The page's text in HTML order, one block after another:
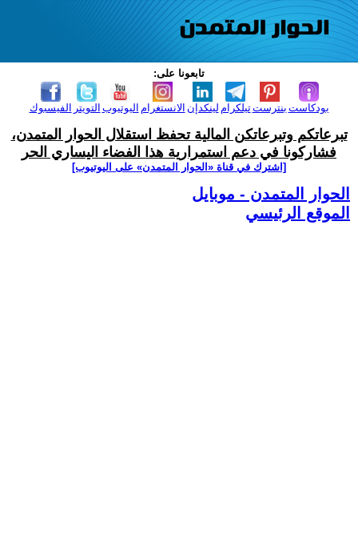
تابعونا على:
الفيسبوك التويتر اليوتيوب الانستغرام لينكدإن تيلكرامبنترست بودكاست
تبرعاتكم وتبرعاتكن المالية تحفظ استقلال الحوار المتمدن،
فشاركونا في دعم استمرارية هذا الفضاء اليساري الحر
[اشترك في قناة ‫«الحوار المتمدن» على اليوتيوب]
الحوار المتمدن - موبايل
الموقع الرئيسي